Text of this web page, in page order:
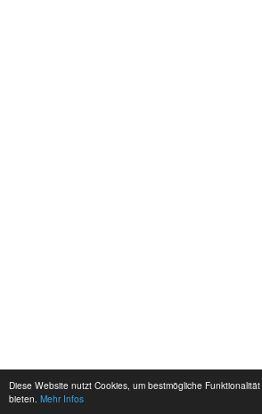
Diese Website nutzt Cookies, um bestmögliche Funktionalität
bieten. Mehr Infos